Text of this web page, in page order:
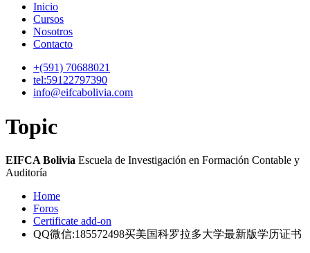
Inicio
Cursos
Nosotros
Contacto
+(591) 70688021
tel:59122797390
info@eifcabolivia.com
Topic
EIFCA Bolivia Escuela de Investigación en Formación Contable y
Auditoría
Home
Foros
Certificate add-on
QQ微信:185572498买美国科罗拉多大学最新版学历证书